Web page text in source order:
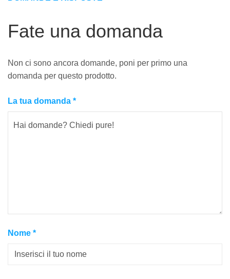
Fate una domanda
Non ci sono ancora domande, poni per primo una
domanda per questo prodotto.
La tua domanda *
Nome *